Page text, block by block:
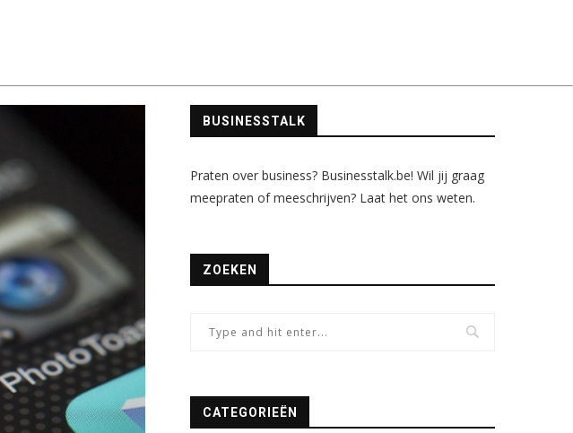
BUSINESSTALK
Praten over business? Businesstalk.be! Wil jij graag
meepraten of meeschrijven? Laat het ons weten.
ZOEKEN
CATEGORIEËN